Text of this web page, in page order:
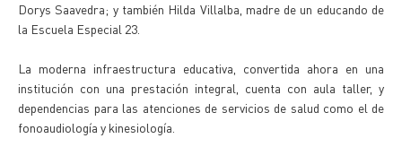
Dorys Saavedra; y también Hilda Villalba, madre de un educando de
la Escuela Especial 23.
La moderna infraestructura educativa, convertida ahora en una
institución con una prestación integral, cuenta con aula taller, y
dependencias para las atenciones de servicios de salud como el de
fonoaudiología y kinesiología.